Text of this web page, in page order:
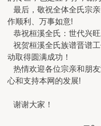
最后，敬祝全体全氏宗
作顺利、万事如意!
恭祝桓溪全氏：世代兴
祝贺桓溪全氏族谱晋谱
动取得圆满成功！
热情欢迎各位宗亲和朋
心和支持本网的发展!
谢谢大家！